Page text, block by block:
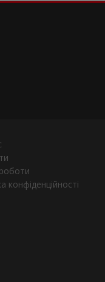
конфіденційності